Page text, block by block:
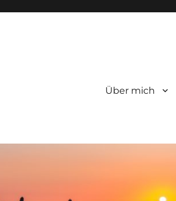
Über mich